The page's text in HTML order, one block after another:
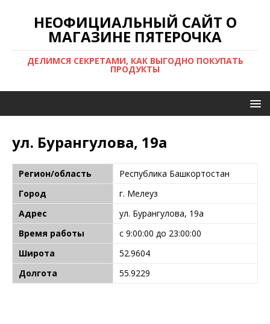
НЕОФИЦИАЛЬНЫЙ САЙТ О
МАГАЗИНЕ ПЯТЕРОЧКА
ДЕЛИМСЯ СЕКРЕТАМИ, КАК ВЫГОДНО ПОКУПАТЬ
ПРОДУКТЫ
ул. Бурангулова, 19а
Регион/область
Республика Башкортостан
Город
г. Мелеуз
Адрес
ул. Бурангулова, 19а
Время работы
с 9:00:00 до 23:00:00
Широта
52.9604
Долгота
55.9229